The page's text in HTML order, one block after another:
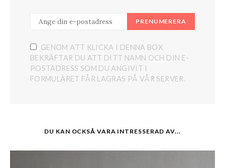
PRENUMERERA
GENOM ATT KLICKA I DENNA BOX
BEKRÄFTAR DU ATT DITT NAMN OCH DIN E-
POSTADRESS SOM DU ANGIVIT I
FORMULÄRET FÅR LAGRAS PÅ VÅR SERVER.
DU KAN OCKSÅ VARA INTRESSERAD AV...